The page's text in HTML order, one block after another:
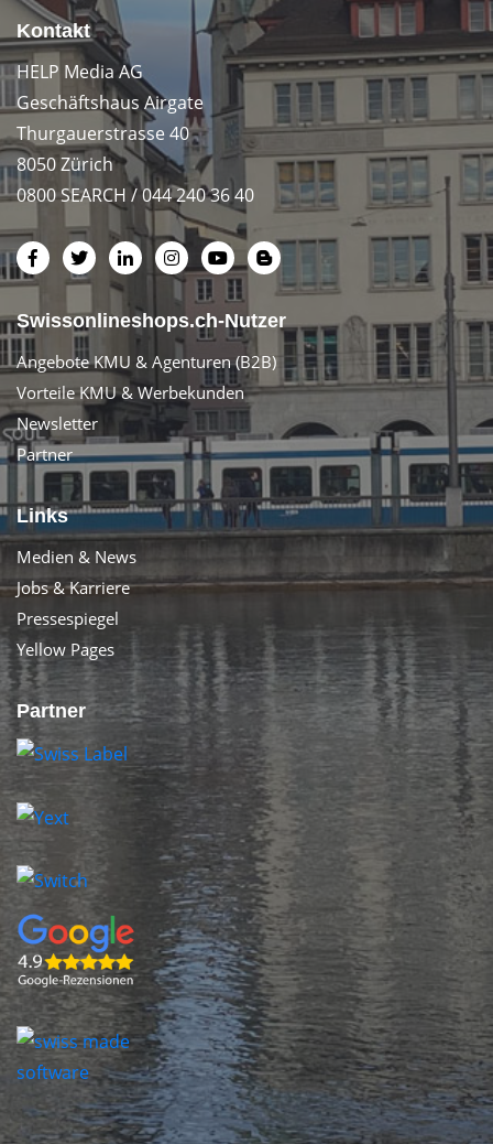
Kontakt
HELP Media AG
Geschäftshaus Airgate
Thurgauerstrasse 40
8050 Zürich
0800 SEARCH / 044 240 36 40
Swissonlineshops.ch-Nutzer
Angebote KMU & Agenturen (B2B)
Vorteile KMU & Werbekunden
Newsletter
Partner
Links
Medien & News
Jobs & Karriere
Pressespiegel
Yellow Pages
Partner